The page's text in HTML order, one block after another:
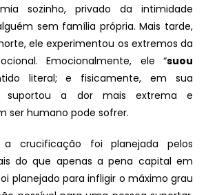
sozinho, privado da intimidade
sem família própria. Mais tarde,
ele experimentou os extremos da
Emocionalmente, ele “suou
literal; e fisicamente, em sua
suportou a dor mais extrema e
ser humano pode sofrer.
a crucificação foi planejada pelos
do que apenas a pena capital em
planejado para infligir o máximo grau